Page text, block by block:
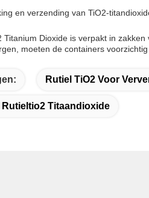
en verzending van TiO2-
Titanium Dioxide is verpakt in
moeten de containers
Rutiel TiO2 Voor
Rutieltio2 Titaandioxide